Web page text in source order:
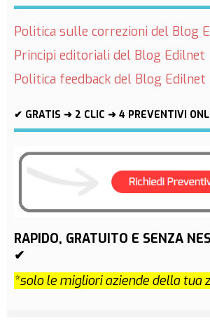
Politica sulle correzioni del Blog
Principi editoriali del Blog Edilnet
Politica feedback del Blog Edilnet
✔ GRATIS ➜ 2 CLIC ➜ 4 PREVENTIVI
RAPIDO, GRATUITO E SENZA
✔
*solo le migliori aziende della tua